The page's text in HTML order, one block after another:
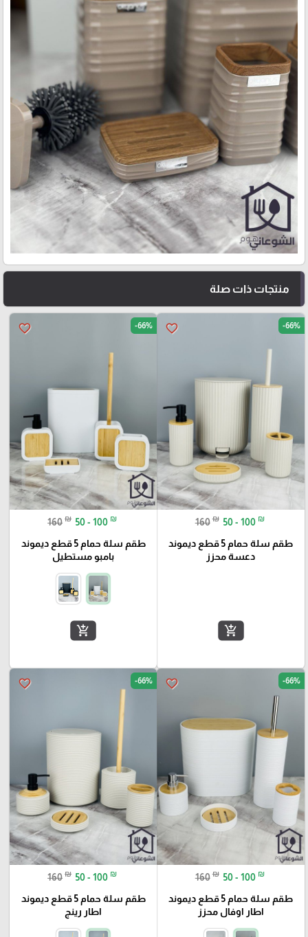
منتجات ذات صلة
favorite_border -66%
160 ₪ 50 - 100 ₪
طقم سلة حمام 5 قطع ديموند
دعسة محزز
add_shopping_cart
favorite_border -66%
160 ₪ 50 - 100 ₪
طقم سلة حمام 5 قطع ديموند
بامبو مستطيل
add_shopping_cart
favorite_border -66%
160 ₪ 50 - 100 ₪
طقم سلة حمام 5 قطع ديموند
اطار اوفال محزز
favorite_border -66%
160 ₪ 50 - 100 ₪
طقم سلة حمام 5 قطع ديموند
اطار رينج